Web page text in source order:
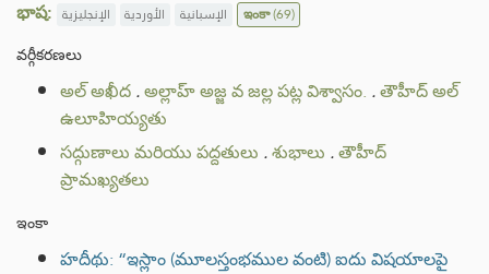
భాష: الإنجليزية الأوردية الإسبانية ఇంకా(69)
వర్గీకరణలు
అల్ అఖీద.అల్లాహ్ అజ్జ వ జల్ల పట్ల విశ్వాసం. .తౌహీద్ అల్
ఉలూహియ్యతు
సద్గుణాలు మరియు పద్దతులు .శుభాలు .తౌహీద్
ప్రామఖ్యతలు
ఇంకా
హదీథు: “ఇస్లాం (మూలస్తంభముల వంటి) ఐదు విషయాలపై